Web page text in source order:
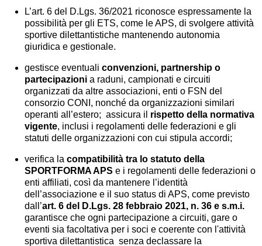
L’art. 6 del D.Lgs. 36/2021 riconosce espressamente la
possibilità per gli ETS, come le APS, di svolgere attività
sportive dilettantistiche mantenendo autonomia
giuridica e gestionale.
gestisce eventuali convenzioni, partnership o
partecipazioni a raduni, campionati e circuiti
organizzati da altre associazioni, enti o FSN del
consorzio CONI, nonché da organizzazioni similari
operanti all’estero; assicura il rispetto della normativa
vigente, inclusi i regolamenti delle federazioni e gli
statuti delle organizzazioni con cui stipula accordi;
verifica la compatibilità tra lo statuto della
SPORTFORMA APS e i regolamenti delle federazioni o
enti affiliati, così da mantenere l’identità
dell’associazione e il suo status di APS, come previsto
dall’art. 6 del D.Lgs. 28 febbraio 2021, n. 36 e s.m.i.
garantisce che ogni partecipazione a circuiti, gare o
eventi sia facoltativa per i soci e coerente con l'attività
sportiva dilettantistica senza declassare la